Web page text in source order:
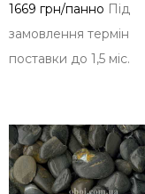
1669 грн/панно Під
замовлення термін
поставки до 1,5 міс.